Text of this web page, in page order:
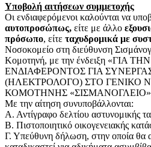
Υποβολή αιτήσεων συμμετοχής
Οι ενδιαφερόμενοι καλούνται να
αυτοπροσώπως, είτε με άλλο
πρόσωπο, είτε ταχυδρομικά με
Νοσοκομείο στη διεύθυνση
Κομοτηνή, με την ένδειξη «ΓΙΑ
ΕΝΔΙΑΦΕΡΟΝΤΟΣ ΓΙΑ
(ΗΛΕΚΤΡΟΛΟΓΟ) ΣΤΟ ΓΕΝΙΚΟ
ΚΟΜΟΤΗΝΗΣ «ΣΙΣΜΑΝΟΓΛΕΙΟ»
Με την αίτηση συνυποβάλλονται:
Α. Αντίγραφο δελτίου αστυνομικής
Β. Πιστοποιητικό οικογενειακής
Γ. Υπεύθυνη δήλωση, στην οποία θα